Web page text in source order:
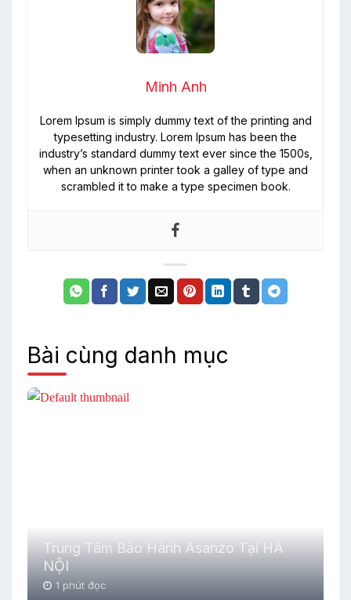
Minh Anh
Lorem Ipsum is simply dummy text of the printing and
typesetting industry. Lorem Ipsum has been the
industry’s standard dummy text ever since the 1500s,
when an unknown printer took a galley of type and
scrambled it to make a type specimen book.
Bài cùng danh mục
Trung Tâm Bảo Hành Asanzo Tại HÀ
NỘI
1 phút đọc